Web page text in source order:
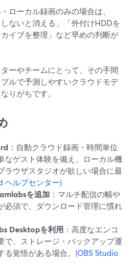
ローカル録画のみの場合は、
しないと消える」「外付けHDDを
イブを整理」など早めの判断が
ーやチームにとって、その手間
ルで予測しやすいクラウドモデ
りがちです。
：自動クラウド録画・時間単位
なゲスト体験を備え、ローカル機
ラウザスタジオが欲しい場合に最
ヘルプセンター)
を追加 ：マルチ配信の幅や
必須で、ダウンロード管理に慣れ
Desktopを利用 ：高度なエンコ
で、ストレージ・バックアップ運
る覚悟がある場合。(OBS Studio